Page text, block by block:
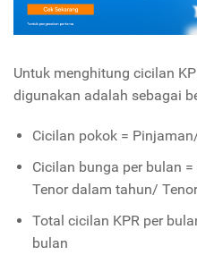
Untuk menghitung cicilan
digunakan adalah sebagai
Cicilan pokok =
Cicilan bunga per bulan
Tenor dalam tahun/
Total cicilan KPR per
bulan